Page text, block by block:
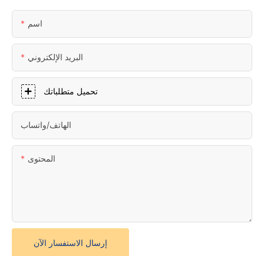
اسم
البريد الإلكتروني
تحميل متطلباتك
الهاتف/واتساب
المحتوى
إرسال الاستفسار الآن